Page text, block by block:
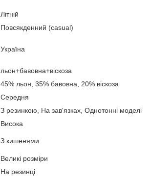
Літній
Повсякденний (casual)
Україна
льон+бавовна+віскоза
45% льон, 35% бавовна, 20% віскоза
Середня
З резинкою, На зав'язках, Однотонні моделі
Висока
З кишенями
Великі розміри
На резинці